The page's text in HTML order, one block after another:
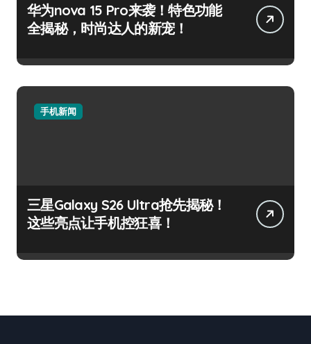
华为nova 15 Pro来袭！特色功能
全揭秘，时尚达人的新宠！
手机新闻
三星Galaxy S26 Ultra抢先揭秘！
这些亮点让手机控狂喜！